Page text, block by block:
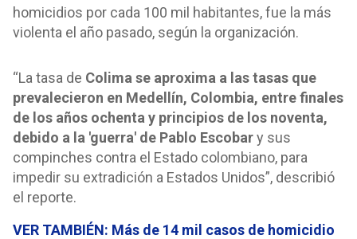
homicidios por cada 100 mil habitantes, fue la más
violenta el año pasado, según la organización.
“La tasa de Colima se aproxima a las tasas que
prevalecieron en Medellín, Colombia, entre finales
de los años ochenta y principios de los noventa,
debido a la 'guerra' de Pablo Escobary sus
compinches contra el Estado colombiano, para
impedir su extradición a Estados Unidos”, describió
el reporte.
VER TAMBIÉN: Más de 14 mil casos de homicidio